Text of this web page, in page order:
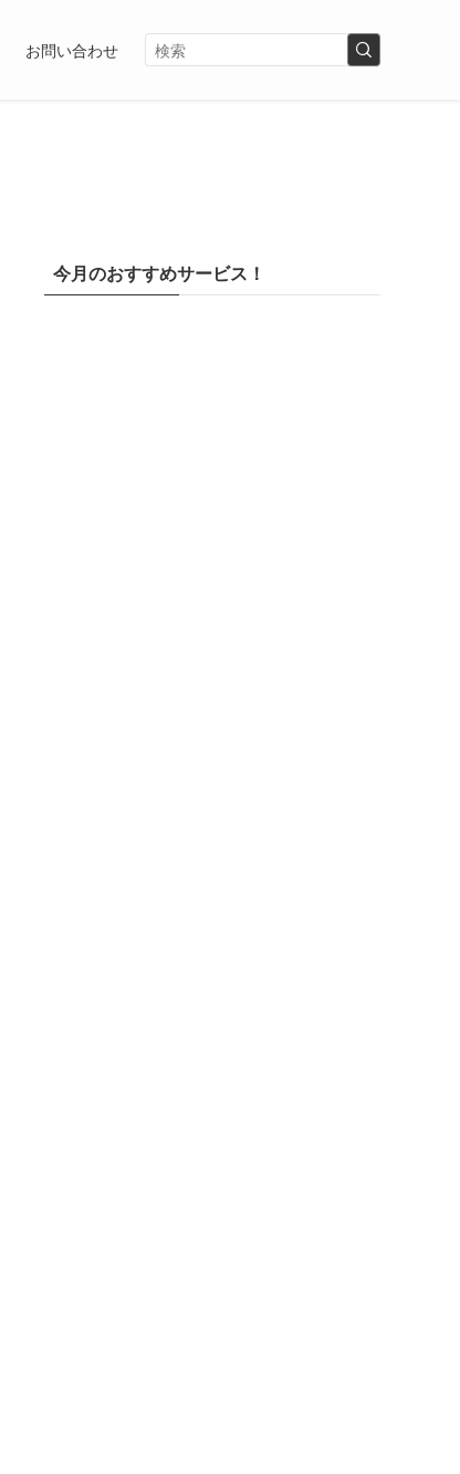
お問い合わせ
今月のおすすめサービス！